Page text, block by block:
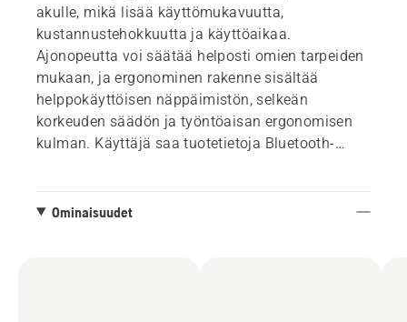
akulle, mikä lisää käyttömukavuutta,
kustannustehokkuutta ja käyttöaikaa.
Ajonopeutta voi säätää helposti omien tarpeiden
mukaan, ja ergonominen rakenne sisältää
helppokäyttöisen näppäimistön, selkeän
korkeuden säädön ja työntöaisan ergonomisen
kulman. Käyttäjä saa tuotetietoja Bluetooth-
Ominaisuudet